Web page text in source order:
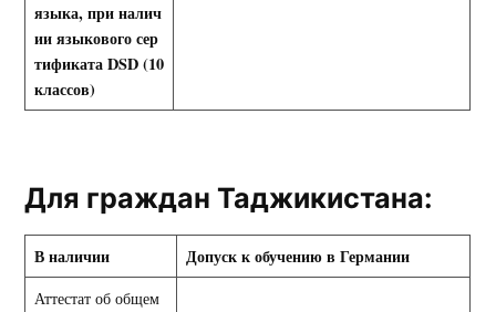
языка, при налич
ии языкового сер
тификатаDSD(10
классов)
Для граждан Таджикистана:
В наличии Допуск к обучению в Германии
Аттестат об общем